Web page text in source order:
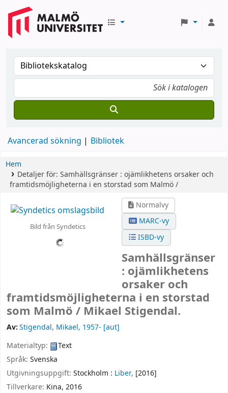
Avancerad sökning Bibliotek
Hem
Detaljer för: Samhällsgränser : ojämlikhetens orsaker och
framtidsmöjligheterna i en storstad som Malmö /
Bild från Syndetics
Normalvy
MARC-vy
ISBD-vy
Samhällsgränser
: ojämlikhetens
orsaker och
framtidsmöjligheterna i en storstad
som Malmö / Mikael Stigendal.
Av:Stigendal, Mikael, 1957- [aut]
Materialtyp:
Text
Språk: Svenska
Utgivningsuppgift: Stockholm : Liber, [2016]
Tillverkare: Kina, 2016